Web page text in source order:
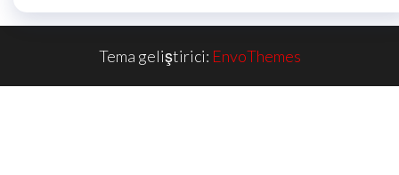
Tema geliştirici: EnvoThemes